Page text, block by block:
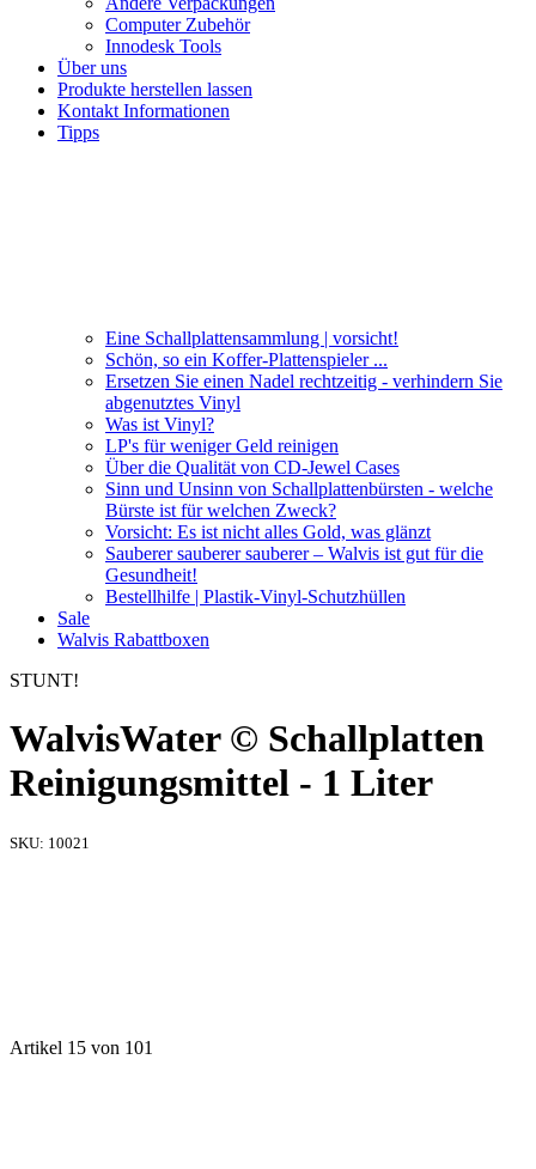
Computer Zubehör
Innodesk Tools
Über uns
Produkte herstellen lassen
Kontakt Informationen
Tipps
Eine Schallplattensammlung | vorsicht!
Schön, so ein Koffer-Plattenspieler ...
Ersetzen Sie einen Nadel rechtzeitig - verhindern Sie
abgenutztes Vinyl
Was ist Vinyl?
LP's für weniger Geld reinigen
Über die Qualität von CD-Jewel Cases
Sinn und Unsinn von Schallplattenbürsten - welche
Bürste ist für welchen Zweck?
Vorsicht: Es ist nicht alles Gold, was glänzt
Sauberer sauberer sauberer – Walvis ist gut für die
Gesundheit!
Bestellhilfe | Plastik-Vinyl-Schutzhüllen
Sale
Walvis Rabattboxen
STUNT!
WalvisWater © Schallplatten
Reinigungsmittel - 1 Liter
SKU: 10021
Artikel 15 von 101